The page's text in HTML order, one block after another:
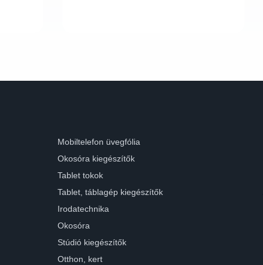
Mobiltelefon üvegfólia
Okosóra kiegészítők
Tablet tokok
Tablet, táblagép kiegészítők
Irodatechnika
Okosóra
Stúdió kiegészítők
Otthon, kert